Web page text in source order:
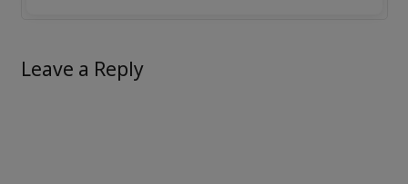
Leave a Reply